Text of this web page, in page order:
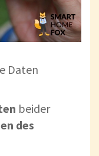
Daten
beider
des